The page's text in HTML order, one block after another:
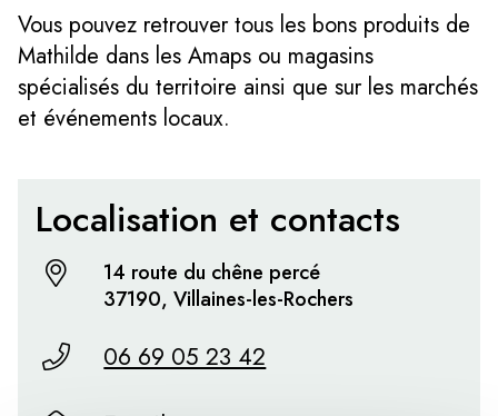
Vous pouvez retrouver tous les bons produits de
Mathilde dans les Amaps ou magasins
spécialisés du territoire ainsi que sur les marchés
et événements locaux.
Localisation et contacts
14 route du chêne percé
37190, Villaines-les-Rochers
06 69 05 23 42